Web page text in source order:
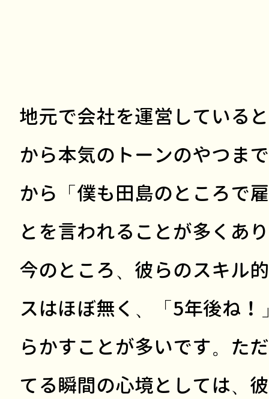
地元で会社を運営している
から本気のトーンのやつま
から「僕も田島のところで
とを言われることが多くあ
今のところ、彼らのスキル
スはほぼ無く、「5年後ね
らかすことが多いです。た
てる瞬間の心境としては、